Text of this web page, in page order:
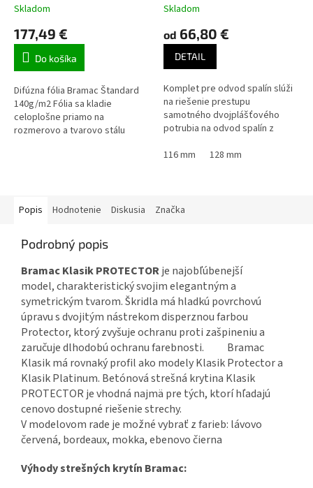
Skladom
177,49 €
Do košíka
Difúzna fólia Bramac Štandard
140g/m2 Fólia sa kladie
celoplošne priamo na
rozmerovo a tvarovo stálu
Skladom
od 66,80 €
DETAIL
Komplet pre odvod spalín slúži
na riešenie prestupu
samotného dvojplášťového
potrubia na odvod spalín z
116 mm
128 mm
Popis Hodnotenie Diskusia Značka
Podrobný popis
Bramac Klasik PROTECTORje najobľúbenejší
model, charakteristický svojim elegantným a
symetrickým tvarom.Škridla má hladkú povrchovú
úpravu s dvojitým nástrekom disperznou farbou
Protector, ktorý zvyšuje ochranu proti zašpineniu a
zaručuje dlhodobú ochranu farebnosti.
Bramac
Klasik má rovnaký profil ako modely Klasik Protector a
Klasik Platinum. Betónová strešná krytina Klasik
PROTECTOR je vhodná najmä pre tých, ktorí hľadajú
cenovo dostupné riešenie strechy.
V modelovom rade je možné vybrať z farieb: lávovo
červená, bordeaux, mokka, ebenovo čierna
Výhody strešných krytín Bramac: